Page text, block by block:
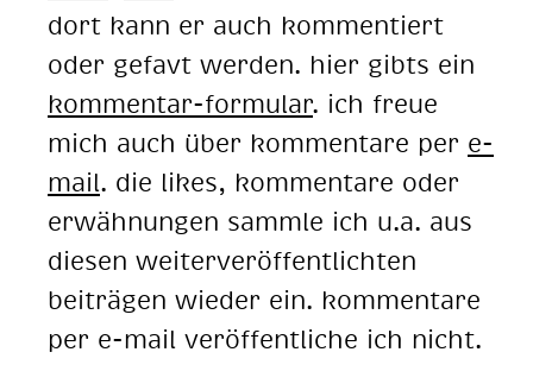
dort kann er auch kommentiert
oder gefavt werden. hier gibts ein
kommentar-formular. ich freue
mich auch über kommentare per e-
mail. die likes, kommentare oder
erwähnungen sammle ich u.a. aus
diesen weiterveröffentlichten
beiträgen wieder ein. kommentare
per e-mail veröffentliche ich nicht.